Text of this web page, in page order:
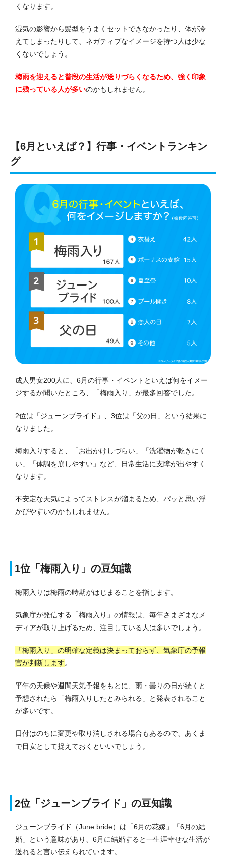
くなります。
湿気の影響から髪型をうまくセットできなかったり、体が冷
えてしまったりして、ネガティブなイメージを持つ人は少な
くないでしょう。
梅雨を迎えると普段の生活が送りづらくなるため、強く印象
に残っている人が多いのかもしれません。
【6月といえば？】行事・イベントランキン
グ
成人男女200人に、6月の行事・イベントといえば何をイメー
ジするか聞いたところ、「梅雨入り」が最多回答でした。
2位は「ジューンブライド」、3位は「父の日」という結果に
なりました。
梅雨入りすると、「お出かけしづらい」「洗濯物が乾きにく
い」「体調を崩しやすい」など、日常生活に支障が出やすく
なります。
不安定な天気によってストレスが溜まるため、パッと思い浮
かびやすいのかもしれません。
1位「梅雨入り」の豆知識
梅雨入りは梅雨の時期がはじまることを指します。
気象庁が発信する「梅雨入り」の情報は、毎年さまざまなメ
ディアが取り上げるため、注目している人は多いでしょう。
「梅雨入り」の明確な定義は決まっておらず、気象庁の予報
官が判断します。
平年の天候や週間天気予報をもとに、雨・曇りの日が続くと
予想されたら「梅雨入りしたとみられる」と発表されること
が多いです。
日付はのちに変更や取り消しされる場合もあるので、あくま
で目安として捉えておくといいでしょう。
2位「ジューンブライド」の豆知識
ジューンブライド（June bride）は「6月の花嫁」「6月の結
婚」という意味があり、6月に結婚すると一生涯幸せな生活が
送れると言い伝えられています。